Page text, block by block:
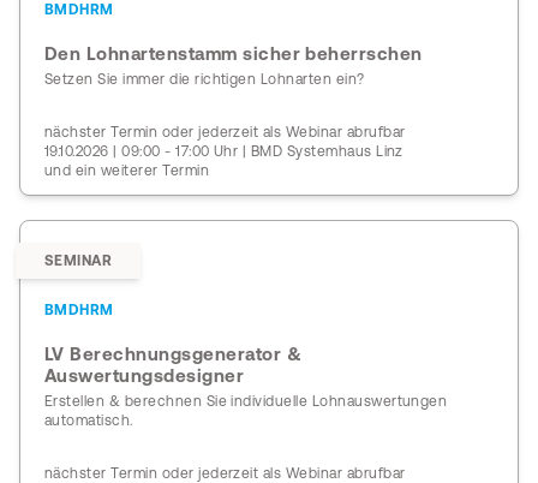
BMDHRM
Den Lohnartenstamm sicher beherrschen
Setzen Sie immer die richtigen Lohnarten ein?
nächster Termin oder jederzeit als Webinar abrufbar
19.10.2026 | 09:00 - 17:00 Uhr | BMD Systemhaus Linz
und ein weiterer Termin
SEMINAR
BMDHRM
LV Berechnungsgenerator &
Auswertungsdesigner
Erstellen & berechnen Sie individuelle Lohnauswertungen
automatisch.
nächster Termin oder jederzeit als Webinar abrufbar